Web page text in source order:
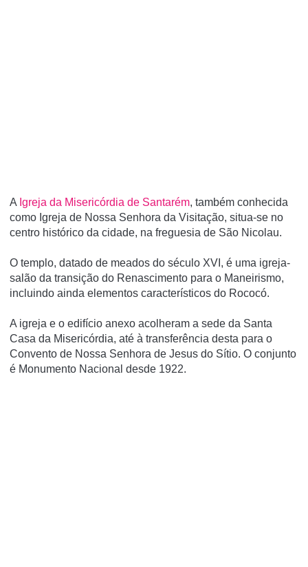
A Igreja da Misericórdia de Santarém, também conhecida
como Igreja de Nossa Senhora da Visitação, situa-se no
centro histórico da cidade, na freguesia de São Nicolau.
O templo, datado de meados do século XVI, é uma igreja-
salão da transição do Renascimento para o Maneirismo,
incluindo ainda elementos caracterí­sticos do Rococó.
A igreja e o edifí­cio anexo acolheram a sede da Santa
Casa da Misericórdia, até à transferência desta para o
Convento de Nossa Senhora de Jesus do Sí­tio. O conjunto
é Monumento Nacional desde 1922.